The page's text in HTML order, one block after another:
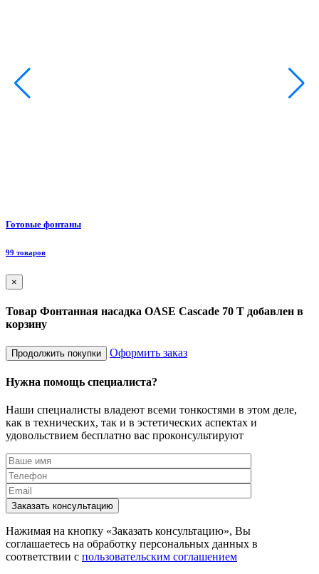
Готовые фонтаны
99 товаров
×
Товар Фонтанная насадка OASE Cascade 70 T добавлен в
корзину
Продолжить покупки Оформить заказ
Нужна помощь специалиста?
Наши специалисты владеют всеми тонкостями в этом деле,
как в технических, так и в эстетических аспектах и
удовольствием бесплатно вас проконсультируют
Заказать консультацию
Нажимая на кнопку «Заказать консультацию», Вы
соглашаетесь на обработку персональных данных в
соответствии с пользовательским соглашением